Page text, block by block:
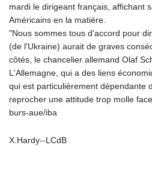
SRD
STN
SVC
SZL
THB
TJS
TMT
mardi le dirigeant français, affichant
Américains en la matière.
"Nous sommes tous d'accord pour
(de l'Ukraine) aurait de graves
côtés, le chancelier allemand Olaf
L'Allemagne, qui a des liens
qui est particulièrement dépendante
reprocher une attitude trop molle
burs-aue/iba
X.Hardy--LCdB